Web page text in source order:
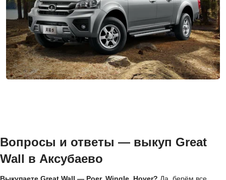
Вопросы и ответы — выкуп Great
Wall в Аксубаево